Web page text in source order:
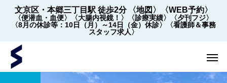
文京区・本郷三丁目駅 徒歩2分 〈地図〉 〈WEB予約〉
〈便潜血・血便〉 〈大腸内視鏡！〉 〈診療実績〉
〈夕刊フジ〉
〈8月の休診等：10日（月）～14日（金）休診〉
〈看護師＆事務
スタッフ求人〉